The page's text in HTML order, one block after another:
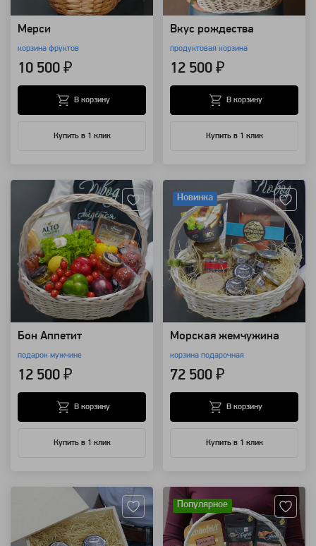
Мерси
корзина фруктов
10 500 ₽
Купить в 1 клик
В корзину
Вкус рождества
продуктовая корзина
12 500 ₽
Купить в 1 клик
В корзину
Бон Аппетит
подарок мужчине
12 500 ₽
Купить в 1 клик
В корзину
Новинка
Морская жемчужина
корзина подарочная
72 500 ₽
Купить в 1 клик
В корзину
Популярное